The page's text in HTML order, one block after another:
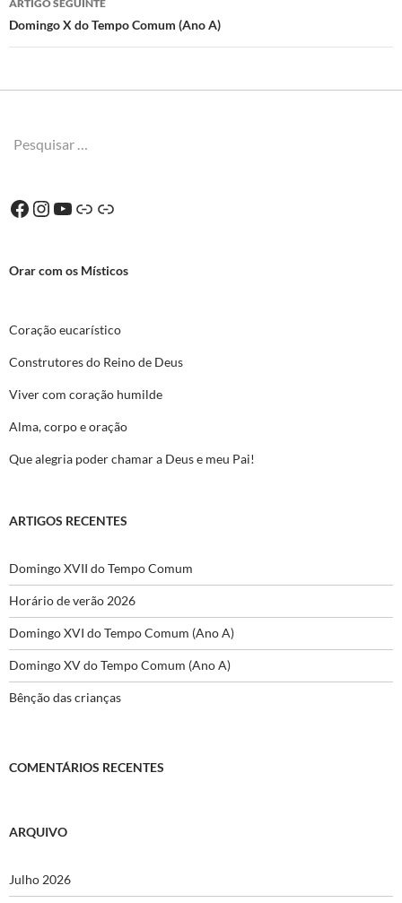
ARTIGO SEGUINTE
Domingo X do Tempo Comum (Ano A)
Pesquisar
Facebook
Instagram
YouTube
Ligação
Ligação
Orar com os Místicos
Coração eucarístico
Construtores do Reino de Deus
Viver com coração humilde
Alma, corpo e oração
Que alegria poder chamar a Deus e meu Pai!
ARTIGOS RECENTES
Domingo XVII do Tempo Comum
Horário de verão 2026
Domingo XVI do Tempo Comum (Ano A)
Domingo XV do Tempo Comum (Ano A)
Bênção das crianças
COMENTÁRIOS RECENTES
ARQUIVO
Julho 2026